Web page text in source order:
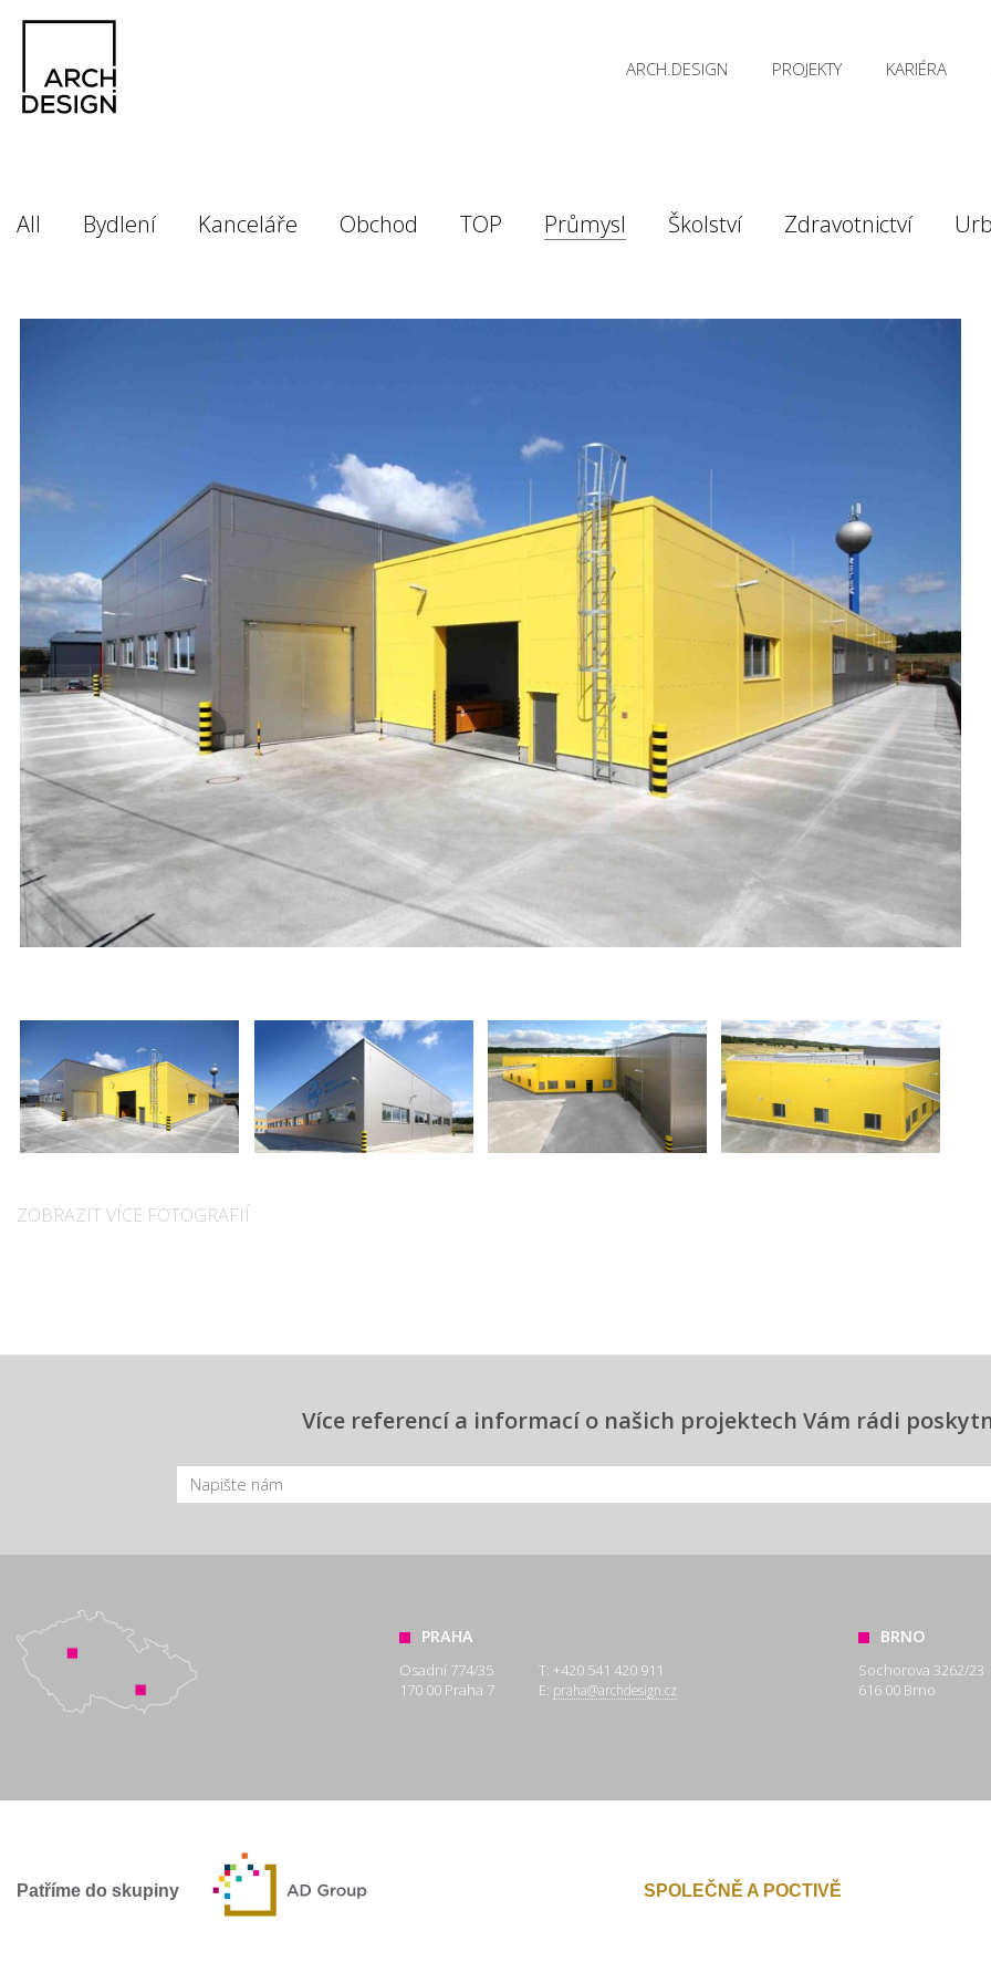
ARCH.DESIGN PROJEKTY KARIÉRA
All Bydlení Kanceláře Obchod TOP Průmysl Školství Zdravotnictví
ZOBRAZIT VÍCE FOTOGRAFIÍ
Více referencí a informací o našich projektech Vám rádi
PRAHA
Osadní 774/35
170 00 Praha 7
T: +420 541 420 911
E: praha@archdesign.cz
BRNO
Sochorova 3262/23
616 00 Brno
Patříme do skupiny SPOLEČNĚ A POCTIVĚ